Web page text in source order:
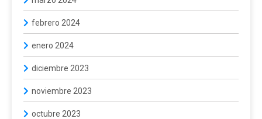
febrero 2024
enero 2024
diciembre 2023
noviembre 2023
octubre 2023